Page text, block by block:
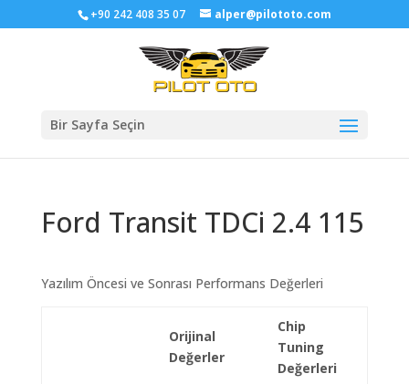
+90 242 408 35 07 alper@pilototo.com
Bir Sayfa Seçin
Ford Transit TDCi 2.4 115
Yazılım Öncesi ve Sonrası Performans Değerleri
Orijinal
Değerler
Chip
Tuning
Değerleri